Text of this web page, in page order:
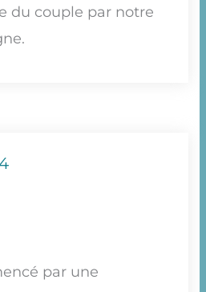
du couple par notre
par une